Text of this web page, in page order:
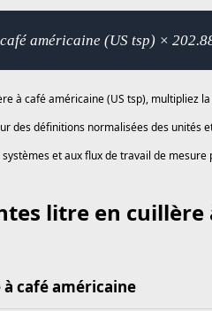
américaine (US tsp) ×
à café américaine (US tsp), multipliez
des définitions normalisées des unités
et aux flux de travail de mesure
litre en cuillère
café américaine